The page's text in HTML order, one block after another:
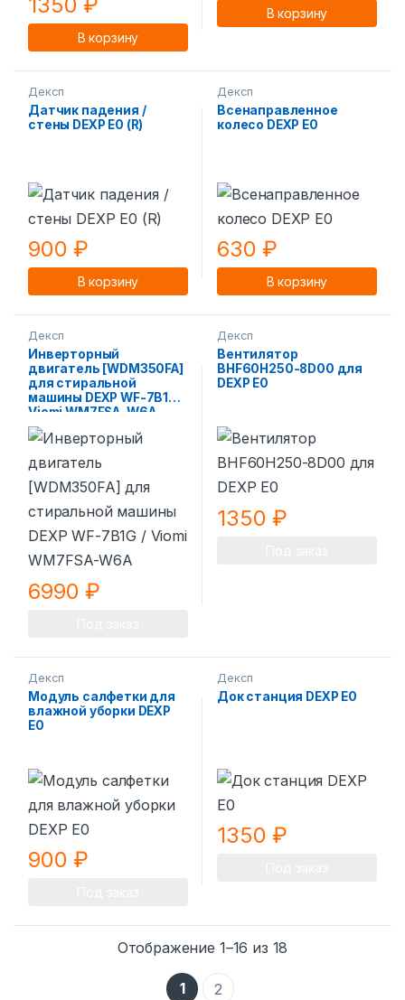
В корзину
В корзину
Дексп
Датчик падения /
стены DEXP E0 (R)
900₽
В корзину
Дексп
Всенаправленное
колесо DEXP E0
630₽
В корзину
Дексп
Инверторный
двигатель [WDM350FA]
для стиральной
машины DEXP WF-7B1G /
Viomi WM7FSA-W6A
6990₽
Дексп
Вентилятор
BHF60H250-8D00 для
DEXP E0
1350₽
Дексп
Модуль салфетки для
влажной уборки DEXP
E0
900₽
Дексп
Док станция DEXP E0
1350₽
Отображение 1–16 из 18
1 2